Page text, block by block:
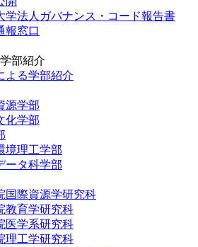
学法人ガバナンス・コード報告書
報窓口
部紹介
よる学部紹介
源学部
化学部
境理工学部
ータ科学部
国際資源学研究科
教育学研究科
医学系研究科
理工学研究科